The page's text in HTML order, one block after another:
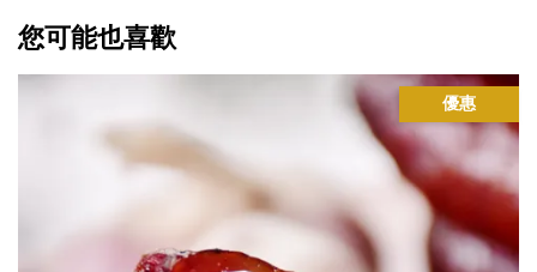
您可能也喜歡
優惠